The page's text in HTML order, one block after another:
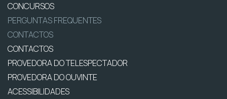
CONCURSOS
PERGUNTAS FREQUENTES
CONTACTOS
CONTACTOS
PROVEDORA DO TELESPECTADOR
PROVEDORA DO OUVINTE
ACESSIBILIDADES